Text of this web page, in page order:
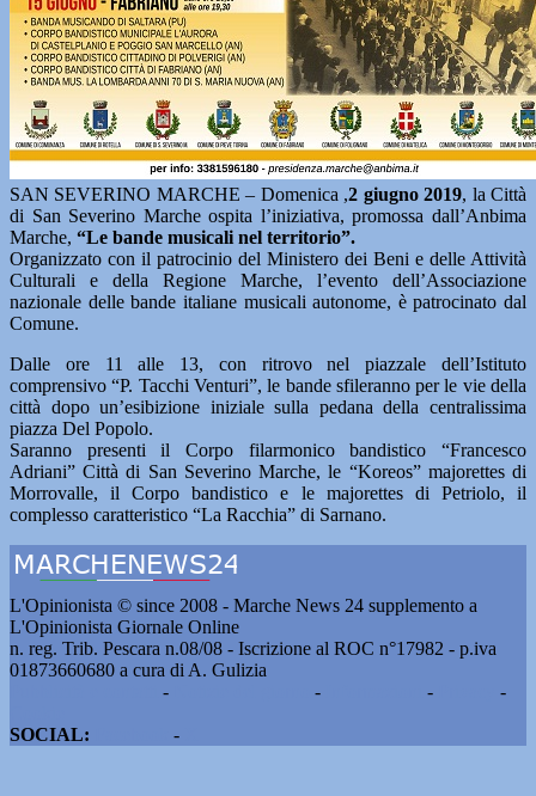
SAN SEVERINO MARCHE – Domenica ,2 giugno 2019, la Città
di San Severino Marche ospita l’iniziativa, promossa dall’Anbima
Marche, “Le bande musicali nel territorio”.
Organizzato con il patrocinio del Ministero dei Beni e delle Attività
Culturali e della Regione Marche, l’evento dell’Associazione
nazionale delle bande italiane musicali autonome, è patrocinato dal
Comune.
Dalle ore 11 alle 13, con ritrovo nel piazzale dell’Istituto
comprensivo “P. Tacchi Venturi”, le bande sfileranno per le vie della
città dopo un’esibizione iniziale sulla pedana della centralissima
piazza Del Popolo.
Saranno presenti il Corpo filarmonico bandistico “Francesco
Adriani” Città di San Severino Marche, le “Koreos” majorettes di
Morrovalle, il Corpo bandistico e le majorettes di Petriolo, il
complesso caratteristico “La Racchia” di Sarnano.
L'Opinionista © since 2008 - Marche News 24 supplemento a
L'Opinionista Giornale Online
n. reg. Trib. Pescara n.08/08 - Iscrizione al ROC n°17982 - p.iva
01873660680 a cura di A. Gulizia
- - -
-
SOCIAL:
-